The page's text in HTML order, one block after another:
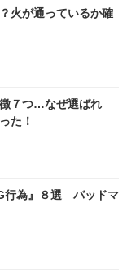
火が通っているか確
７つ…なぜ選ばれ
た！
行為』８選 バッドマ